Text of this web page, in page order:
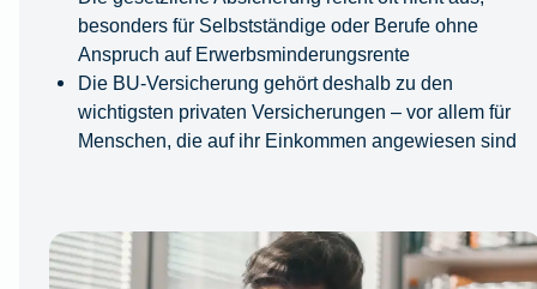
besonders für Selbstständige oder Berufe ohne
Anspruch auf Erwerbsminderungsrente
Die BU-Versicherung gehört deshalb zu den
wichtigsten privaten Versicherungen – vor allem für
Menschen, die auf ihr Einkommen angewiesen sind